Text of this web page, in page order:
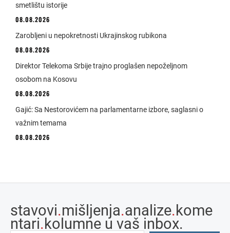
smetlištu istorije
08.08.2026
Zarobljeni u nepokretnosti Ukrajinskog rubikona
08.08.2026
Direktor Telekoma Srbije trajno proglašen nepoželjnom
osobom na Kosovu
08.08.2026
Gajić: Sa Nestorovićem na parlamentarne izbore, saglasni o
važnim temama
08.08.2026
stavovi.mišljenja.analize.kome
ntari.kolumne u vaš inbox.